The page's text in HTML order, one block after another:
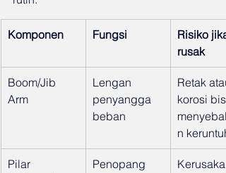
Komponen Fungsi
Risiko jika
rusak
Boom/Jib
Arm
Lengan
penyangga
beban
Retak atau
korosi
n
Pilar
Penopang